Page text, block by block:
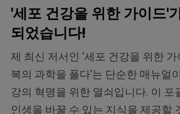
'세포 건강을 위한 가이드'
되었습니다!
제 최신 저서인 ‘세포 건강을 위한
복의 과학을 풀다’는 단순한 매뉴얼
강의 혁명을 위한 열쇠입니다. 이 포
인생을 바꿀 수 있는 지식을 제공할